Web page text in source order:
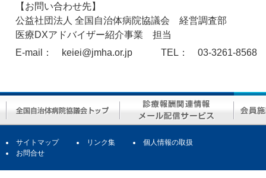
【お問い合わせ先】
公益社団法人 全国自治体病院協議会 経営調査部
医療DXアドバイザー紹介事業 担当
E-mail： keiei@jmha.or.jp TEL：
03-3261-8568
サイトマップ リンク集
個人情報の取扱
お問合せ